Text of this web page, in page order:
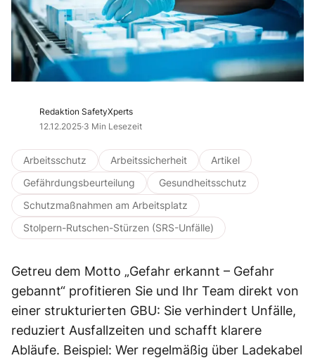
Redaktion SafetyXperts
12.12.2025·3 Min Lesezeit
Arbeitsschutz Arbeitssicherheit
Artikel
Gefährdungsbeurteilung
Gesundheitsschutz
Schutzmaßnahmen am Arbeitsplatz
Stolpern-Rutschen-Stürzen (SRS-Unfälle)
Getreu dem Motto „Gefahr erkannt – Gefahr
gebannt“ profitieren Sie und Ihr Team direkt von
einer strukturierten GBU: Sie verhindert Unfälle,
reduziert Ausfallzeiten und schafft klarere
Abläufe. Beispiel: Wer regelmäßig über Ladekabel